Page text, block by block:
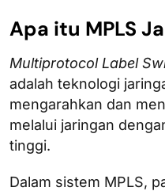
Apa itu MPLS
Multiprotocol Label
adalah teknologi
mengarahkan dan
melalui jaringan
tinggi.
Dalam sistem MPLS,